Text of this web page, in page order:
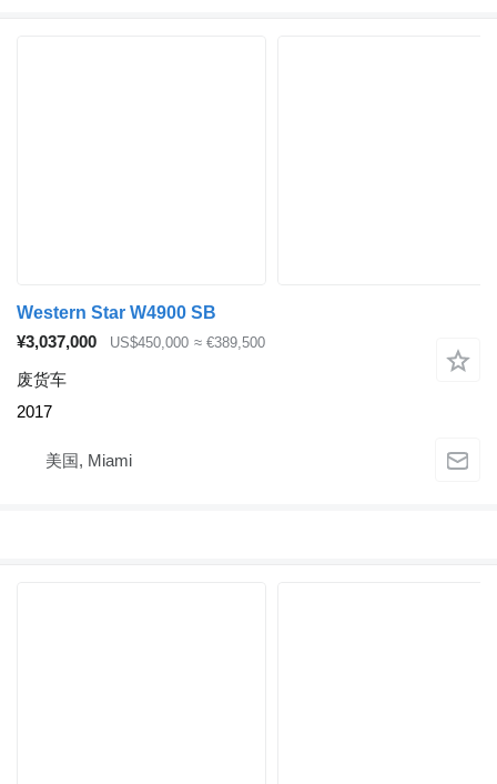
Western Star W4900 SB
¥3,037,000
US$450,000 ≈ €389,500
废货车
2017
美国, Miami